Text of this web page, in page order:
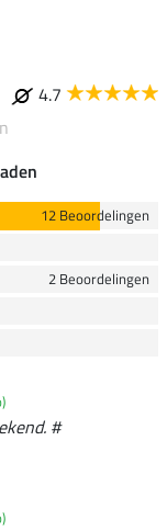
4.7
12 Beoordelingen
2 Beoordelingen
#